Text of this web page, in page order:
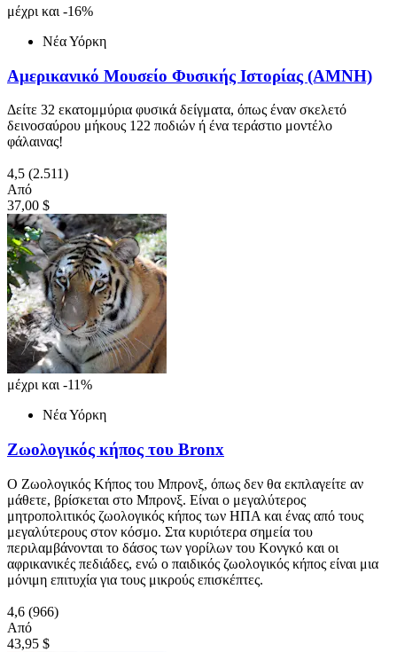
μέχρι και -16%
Νέα Υόρκη
Αμερικανικό Μουσείο Φυσικής Ιστορίας (AMNH)
Δείτε 32 εκατομμύρια φυσικά δείγματα, όπως έναν σκελετό
δεινοσαύρου μήκους 122 ποδιών ή ένα τεράστιο μοντέλο
φάλαινας!
4,5 (2.511)
Από
37,00 $
μέχρι και -11%
Νέα Υόρκη
Ζωολογικός κήπος του Bronx
Ο Ζωολογικός Κήπος του Μπρονξ, όπως δεν θα εκπλαγείτε αν
μάθετε, βρίσκεται στο Μπρονξ. Είναι ο μεγαλύτερος
μητροπολιτικός ζωολογικός κήπος των ΗΠΑ και ένας από τους
μεγαλύτερους στον κόσμο. Στα κυριότερα σημεία του
περιλαμβάνονται το δάσος των γορίλων του Κονγκό και οι
αφρικανικές πεδιάδες, ενώ ο παιδικός ζωολογικός κήπος είναι μια
μόνιμη επιτυχία για τους μικρούς επισκέπτες.
4,6 (966)
Από
43,95 $